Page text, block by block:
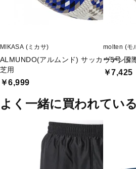
MIKASA (ミカサ)
ALMUNDO(アルムンド) サッカー5号 国
芝用
￥6,999
molten (モ
ヴァンタ
￥7,425
よく一緒に買われてい